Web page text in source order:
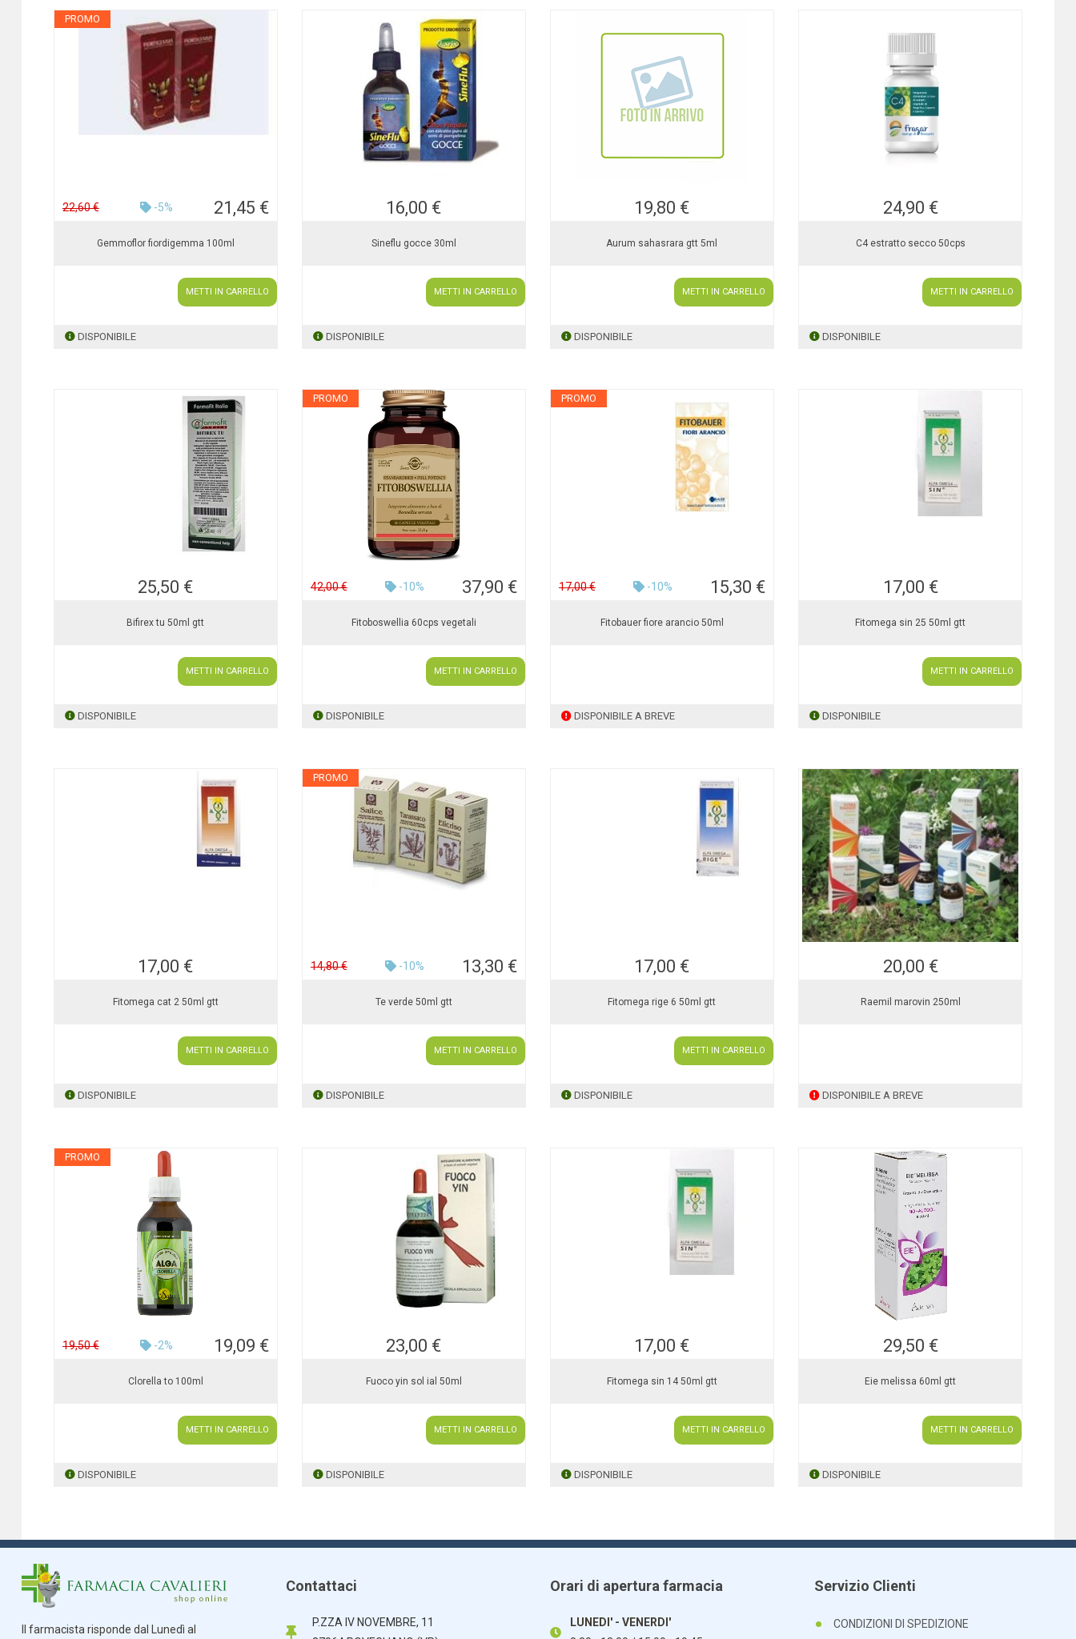
PROMO
22,60 € -5% 21,45 €
Gemmoflor fiordigemma 100ml
METTI IN CARRELLO
DISPONIBILE
16,00 €
Sineflu gocce 30ml
METTI IN CARRELLO
DISPONIBILE
19,80 €
Aurum sahasrara gtt 5ml
METTI IN CARRELLO
DISPONIBILE
24,90 €
C4 estratto secco 50cps
METTI IN CARRELLO
DISPONIBILE
25,50 €
Bifirex tu 50ml gtt
METTI IN CARRELLO
DISPONIBILE
PROMO
42,00 € -10% 37,90 €
Fitoboswellia 60cps vegetali
METTI IN CARRELLO
DISPONIBILE
PROMO
17,00 € -10% 15,30 €
Fitobauer fiore arancio 50ml
DISPONIBILE A BREVE
17,00 €
Fitomega sin 25 50ml gtt
METTI IN CARRELLO
DISPONIBILE
17,00 €
Fitomega cat 2 50ml gtt
METTI IN CARRELLO
DISPONIBILE
PROMO
14,80 € -10% 13,30 €
Te verde 50ml gtt
METTI IN CARRELLO
DISPONIBILE
17,00 €
Fitomega rige 6 50ml gtt
METTI IN CARRELLO
DISPONIBILE
20,00 €
Raemil marovin 250ml
DISPONIBILE A BREVE
PROMO
19,50 € -2% 19,09 €
Clorella to 100ml
METTI IN CARRELLO
DISPONIBILE
23,00 €
Fuoco yin sol ial 50ml
METTI IN CARRELLO
DISPONIBILE
17,00 €
Fitomega sin 14 50ml gtt
METTI IN CARRELLO
DISPONIBILE
29,50 €
Eie melissa 60ml gtt
METTI IN CARRELLO
DISPONIBILE
Il farmacista risponde dal Lunedì al
Contattaci
P.ZZA IV NOVEMBRE, 11
Orari di apertura farmacia
LUNEDI' - VENERDI'
Servizio Clienti
CONDIZIONI DI SPEDIZIONE